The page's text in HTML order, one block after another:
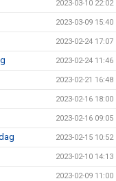
2023-03-10 22:02
2023-03-09 15:40
2023-02-24 17:07
2023-02-24 11:46
2023-02-21 16:48
2023-02-16 18:00
2023-02-16 09:05
2023-02-15 10:52
2023-02-10 14:13
2023-02-09 11:00